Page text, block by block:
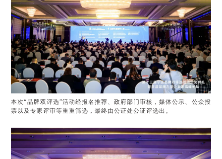
本次“品牌双评选”活动经报名推荐、政府部门审核，媒体公示、公众投
票以及专家评审等重重筛选，最终由公证处公证评选出。